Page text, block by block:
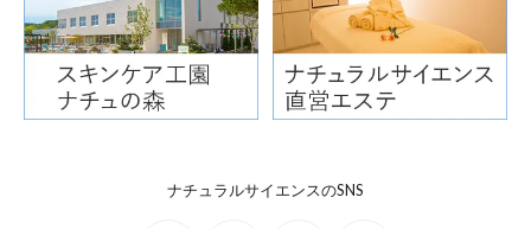
も含めて100兆個にもおよぶ
が、お花畑のように腸のな
ナチュラルサイエンスのSNS